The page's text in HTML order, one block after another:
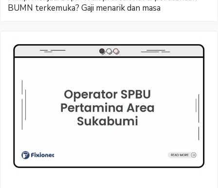
BUMN terkemuka? Gaji menarik dan masa